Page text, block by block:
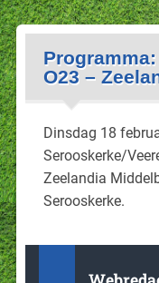
O23 –
Dinsdag 18
Serooskerke/
Zeelandia
Serooskerke.